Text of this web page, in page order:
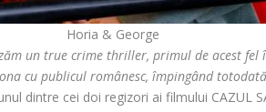
Horia & George
un true crime thriller, primul de acest
cu publicul românesc, împingând
dintre cei doi regizori ai filmului CAZUL